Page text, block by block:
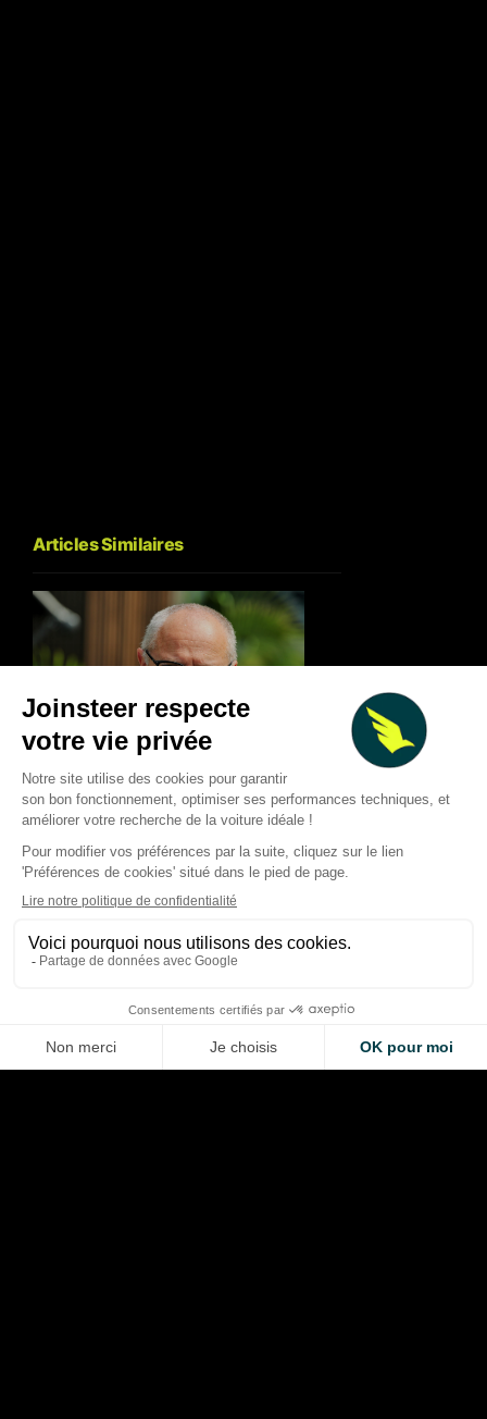
LA VOITURE DE VOS RÊVES
Articles Similaires
F1 : forte baisse des revenus
au T2 2026, calendrier
chamboulé et nouvelles
pistes de croissance
Aug 6, 2026
Deux Grands Prix
Silverstone et le
Americas lancent
Aug 6, 2026